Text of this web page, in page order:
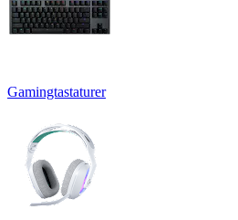
Gamingtastaturer